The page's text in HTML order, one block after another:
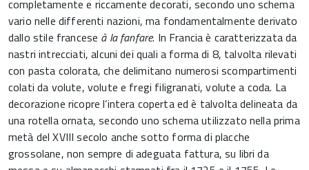
completamente e riccamente decorati, secondo uno schema
vario nelle differenti nazioni, ma fondamentalmente derivato
dallo stile francese à la fanfare. In Francia è caratterizzata da
nastri intrecciati, alcuni dei quali a forma di 8, talvolta rilevati
con pasta colorata, che delimitano numerosi scompartimenti
colati da volute, volute e fregi filigranati, volute a coda. La
decorazione ricopre l’intera coperta ed è talvolta delineata da
una rotella ornata, secondo uno schema utilizzato nella prima
metà del XVIII secolo anche sotto forma di placche
grossolane, non sempre di adeguata fattura, su libri da